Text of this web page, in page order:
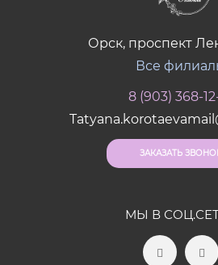
Орск, проспект
Все
8 (903) 368-
ЗАКАЗАТЬ
МЫ В